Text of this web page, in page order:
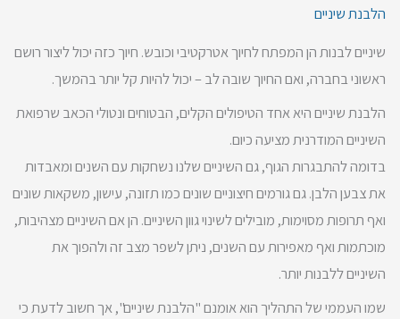
הלבנת שיניים
שיניים לבנות הן המפתח לחיוך אטרקטיבי וכובש. חיוך כזה יכול ליצור רושם
ראשוני בחברה, ואם החיוך שובה לב – יכול להיות קל יותר בהמשך.
הלבנת שיניים היא אחד הטיפולים הקלים, הבטוחים ונטולי הכאב שרפואת
השיניים המודרנית מציעה כיום.
בדומה להתבגרות הגוף, גם השיניים שלנו נשחקות עם השנים ומאבדות
את צבען הלבן. גם גורמים חיצוניים שונים כמו תזונה, עישון, משקאות שונים
ואף תרופות מסוימות, מובילים לשינוי גוון השיניים. הן אם השיניים מצהיבות,
מוכתמות ואף מאפירות עם השנים, ניתן לשפר מצב זה ולהפוך את
השיניים ללבנות יותר.
שמו העממי של התהליך הוא אומנם "הלבנת שיניים", אך חשוב לדעת כי